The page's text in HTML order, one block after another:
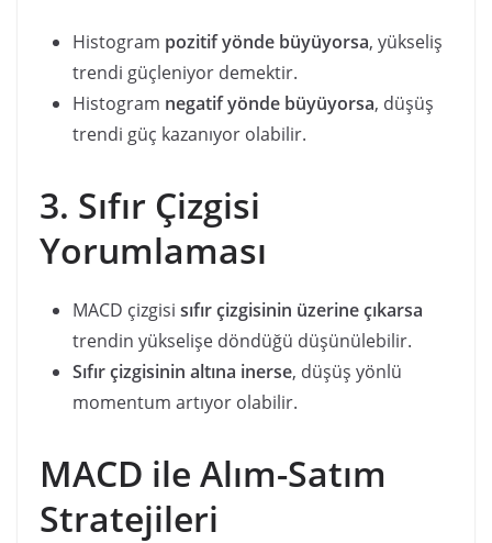
Histogram pozitif yönde büyüyorsa, yükseliş
trendi güçleniyor demektir.
Histogram negatif yönde büyüyorsa, düşüş
trendi güç kazanıyor olabilir.
3. Sıfır Çizgisi
Yorumlaması
MACD çizgisi sıfır çizgisinin üzerine çıkarsa
trendin yükselişe döndüğü düşünülebilir.
Sıfır çizgisinin altına inerse, düşüş yönlü
momentum artıyor olabilir.
MACD ile Alım-Satım
Stratejileri